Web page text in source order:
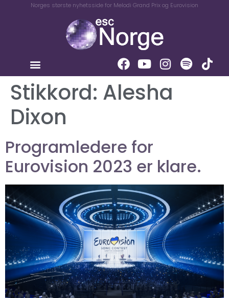
Norges største nyhetsside for Melodi Grand Prix og Eurovision
Stikkord: Alesha
Dixon
Programledere for
Eurovision 2023 er klare.